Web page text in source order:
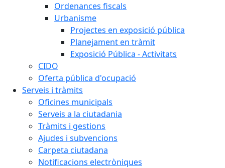
Ordenances fiscals
Urbanisme
Projectes en exposició pública
Planejament en tràmit
Exposició Pública - Activitats
CIDO
Oferta pública d'ocupació
Serveis i tràmits
Oficines municipals
Serveis a la ciutadania
Tràmits i gestions
Ajudes i subvencions
Carpeta ciutadana
Notificacions electròniques